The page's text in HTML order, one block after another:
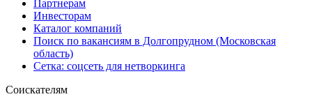
Партнерам
Инвесторам
Каталог компаний
Поиск по вакансиям в Долгопрудном (Московская
область)
Сетка: соцсеть для нетворкинга
Соискателям